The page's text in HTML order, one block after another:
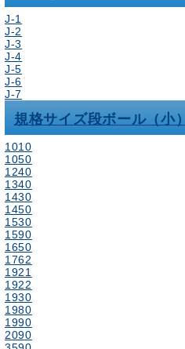
J-1
J-2
J-3
J-4
J-5
J-6
J-7
規格サイズ段ボール（小）
1010
1050
1240
1340
1430
1450
1530
1590
1650
1762
1921
1922
1930
1980
1990
2090